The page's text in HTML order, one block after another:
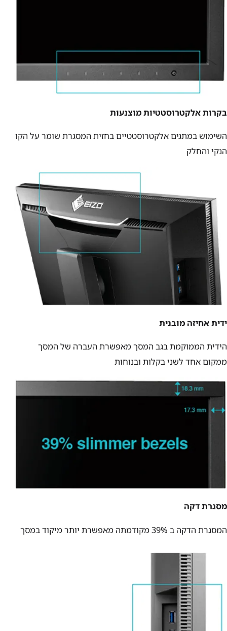
בקרות אלקטרוסטטיות מוצנעות
השימוש במתגים אלקטרוסטטיים בחזית המסגרת שומר על הקו
הנקי והחלק
ידית אחיזה מובנית
הידית הממוקמת בגב המסך מאפשרת העברה של המסך
ממקום אחד לשני בקלות ובנוחות
מסגרת דקה
המסגרת הדקה ב 39% מקודמתה מאפשרת יותר מיקוד במסך